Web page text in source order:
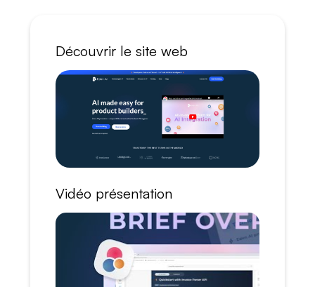
Découvrir le site web
Vidéo présentation